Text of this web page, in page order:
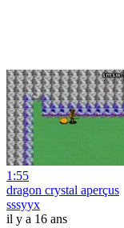
1:55
dragon crystal aperçus
sssyyx
il y a 16 ans